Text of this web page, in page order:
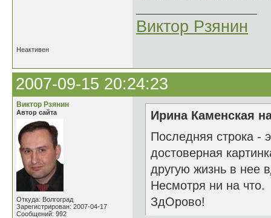
Виктор Рзянин
Неактивен
2007-09-15 20:24:23
Виктор Рзянин
Автор сайта
Откуда: Волгоград
Зарегистрирован: 2007-04-17
Сообщений: 992
Ирина Каменская
Последняя строка -
достоверная
другую жизнь в нее
Несмотря ни на что.
ЗдОрово!